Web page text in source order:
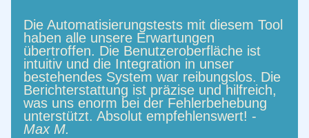
Die Automatisierungstests mit diesem Tool
haben alle unsere Erwartungen
übertroffen. Die Benutzeroberfläche ist
intuitiv und die Integration in unser
bestehendes System war reibungslos. Die
Berichterstattung ist präzise und hilfreich,
was uns enorm bei der Fehlerbehebung
unterstützt. Absolut empfehlenswert! -
Max M.